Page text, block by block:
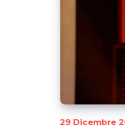
29 Dicembre